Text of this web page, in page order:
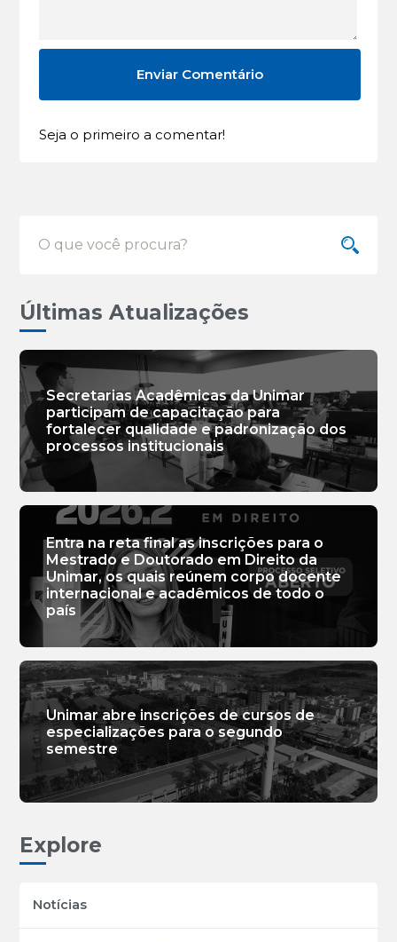
Seja o primeiro a comentar!
Últimas Atualizações
Secretarias Acadêmicas da Unimar
participam de capacitação para
fortalecer qualidade e padronização dos
processos institucionais
Entra na reta final as inscrições para o
Mestrado e Doutorado em Direito da
Unimar, os quais reúnem corpo docente
internacional e acadêmicos de todo o
país
Unimar abre inscrições de cursos de
especializações para o segundo
semestre
Explore
Notícias